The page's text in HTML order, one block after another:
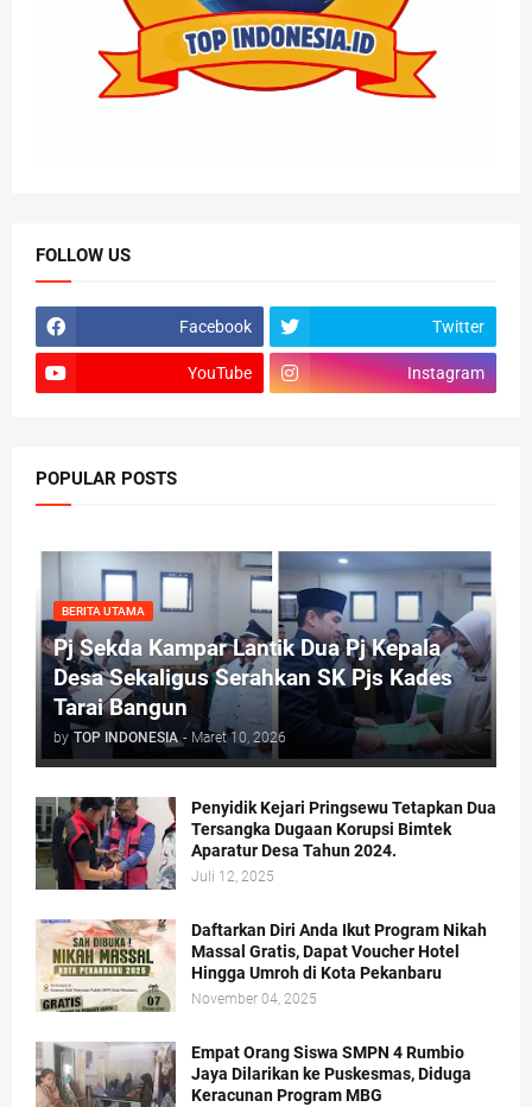
FOLLOW US
Facebook Twitter
YouTube Instagram
POPULAR POSTS
BERITA UTAMA
Pj Sekda Kampar Lantik Dua Pj Kepala
Desa Sekaligus Serahkan SK Pjs Kades
Tarai Bangun
by TOP INDONESIA - Maret 10, 2026
Penyidik Kejari Pringsewu Tetapkan Dua
Tersangka Dugaan Korupsi Bimtek
Aparatur Desa Tahun 2024.
Juli 12, 2025
Daftarkan Diri Anda Ikut Program Nikah
Massal Gratis, Dapat Voucher Hotel
Hingga Umroh di Kota Pekanbaru
November 04, 2025
Empat Orang Siswa SMPN 4 Rumbio
Jaya Dilarikan ke Puskesmas, Diduga
Keracunan Program MBG